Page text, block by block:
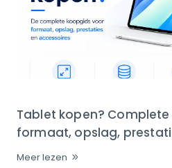
Tablet kopen?
formaat, opslag,
Meer lezen